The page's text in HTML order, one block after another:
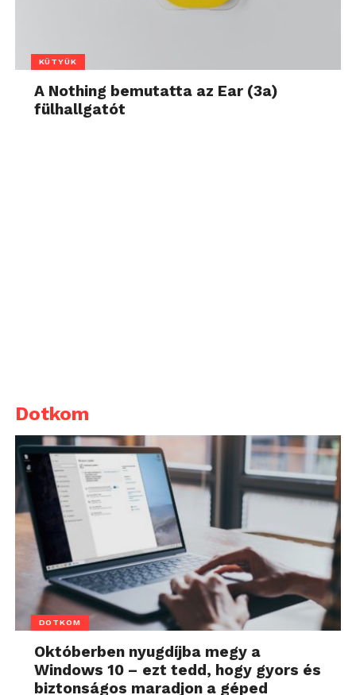
KÜTYÜK
A Nothing bemutatta az Ear (3a)
fülhallgatót
Dotkom
DOTKOM
Októberben nyugdíjba megy a
Windows 10 – ezt tedd, hogy gyors és
biztonságos maradjon a géped